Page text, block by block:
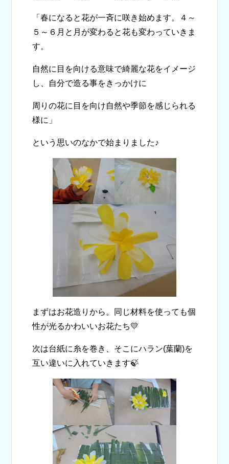
「春になると花が一斉に咲き始めます。４～
５～６月と月が変わると花も変わっていきま
す。
自然に目を向ける意味で綺麗な花をイメージ
し、自分で造る事をきっかけに
周りの花に目を向け自然や季節を感じられる
様に」
という思いのなかで始まりました♪
まずはお花造りから。同じ材料を使っても個
性が光るかわいいお花たち💛
次は台紙に糸を巻き、そこにハラン(葉蘭)を
互い違いに入れていきます🍃